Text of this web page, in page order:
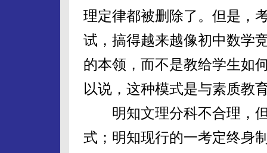
理定律都被删除了。但是，
试，搞得越来越像初中数
的本领，而不是教给学生如
以说，这种模式是与素质教
明知文理分科不合理，但
式；明知现行的一考定终身